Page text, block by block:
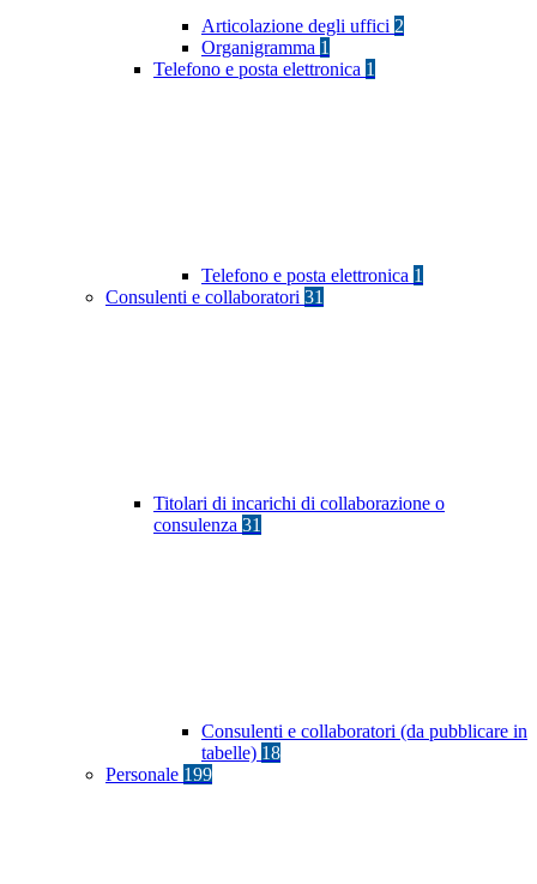
Articolazione degli uffici 2
Organigramma 1
Telefono e posta elettronica 1
Telefono e posta elettronica 1
Consulenti e collaboratori 31
Titolari di incarichi di collaborazione o
consulenza 31
Consulenti e collaboratori (da pubblicare in
tabelle) 18
Personale 199